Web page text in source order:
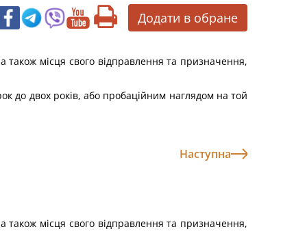
Додати в обране
також місця свого відправлення та призначення,
до двох років, або пробаційним наглядом на той
Наступна
також місця свого відправлення та при­значення,